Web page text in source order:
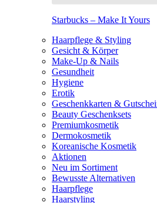
Starbucks – Make It Yours
Haarpflege & Styling
Gesicht & Körper
Make-Up & Nails
Gesundheit
Hygiene
Erotik
Geschenkkarten &
Beauty Geschenksets
Premiumkosmetik
Dermokosmetik
Koreanische Kosmetik
Aktionen
Neu im Sortiment
Bewusste Alternativen
Haarpflege
Haarstyling